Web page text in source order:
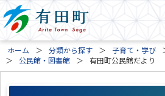
ホーム 分類から探す 子育て・学び
公民館・図書館
有田町公民館だより